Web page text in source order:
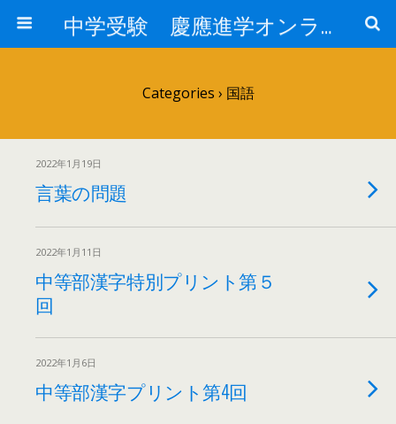
中学受験 慶應進学オンライン
Categories › 国語
2022年1月19日
言葉の問題
2022年1月11日
中等部漢字特別プリント第５
回
2022年1月6日
中等部漢字プリント第4回